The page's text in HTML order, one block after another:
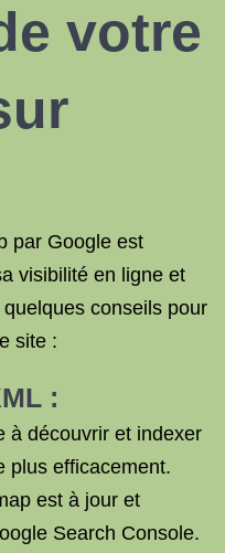
votre
par Google est
visibilité en ligne et
conseils pour
site :
:
à découvrir et indexer
plus efficacement.
est à jour et
Search Console.